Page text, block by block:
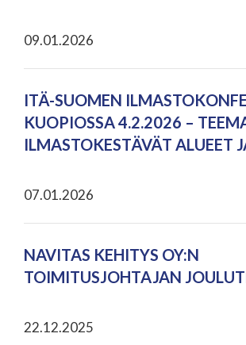
09.01.2026
ITÄ-SUOMEN
KUOPIOSSA 4.2.2026 –
ILMASTOKESTÄVÄT ALUEET
07.01.2026
NAVITAS KEHITYS OY:N
TOIMITUSJOHTAJAN
22.12.2025